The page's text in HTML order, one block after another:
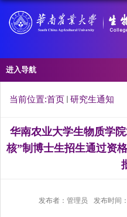
进入导航
当前位置:首页 研究生通知
华南农业大学生物质学
核”制博士生招生通过资
发布者：管理员 发布时间